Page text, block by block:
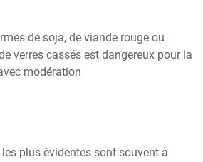
de soja, de viande rouge ou
verres cassés est dangereux pour la
modération
plus évidentes sont souvent à